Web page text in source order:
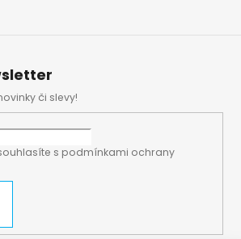
či slevy!
s podmínkami ochrany